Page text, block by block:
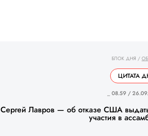
БЛОК ДНЯ /
ЦИТАТА
_ 08.59 /
Сергей Лавров — об отказе США
участия в